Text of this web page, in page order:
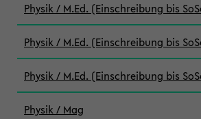
Physik / M.Ed. (Einschreibung bis
Physik / M.Ed. (Einschreibung bis
Physik / M.Ed. (Einschreibung bis
Physik / Mag